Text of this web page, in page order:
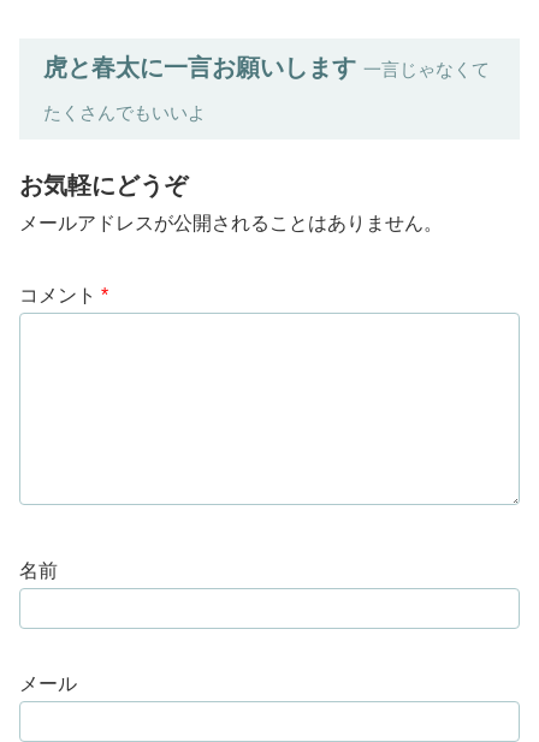
虎と春太に一言お願いします 一言じゃなくて
たくさんでもいいよ
お気軽にどうぞ
メールアドレスが公開されることはありません。
コメント *
名前
メール